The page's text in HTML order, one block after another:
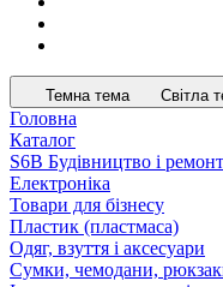
Темна тема Світла
Головна
Каталог
S6B Будівництво і ремонт
Електроніка
Товари для бізнесу
Пластик (пластмаса)
Одяг, взуття і аксесуари
Сумки, чемодани,